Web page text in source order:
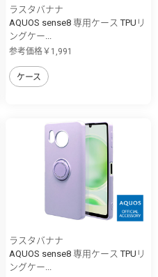
ラスタバナナ
AQUOS sense8 専用ケース TPUリ
ングケー...
参考価格￥1,991
ケース
ラスタバナナ
AQUOS sense8 専用ケース TPUリ
ングケー...